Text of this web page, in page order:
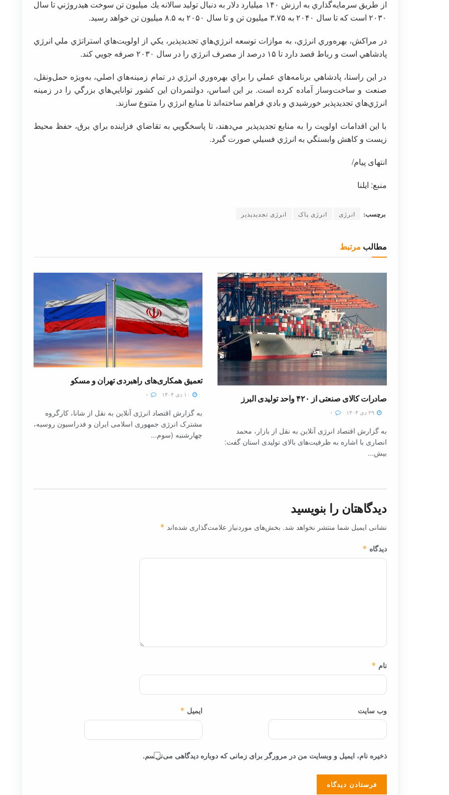
از طريق سرمايه‌گذاري به ارزش ۱۴۰ ميليارد دلار به دنبال توليد سالانه يك ميليون تن سوخت هيدروژني تا سال
۲۰۳۰ است كه تا سال ۲۰۴۰ به ۳.۷۵ ميليون تن و تا سال ۲۰۵۰ به ۸.۵ ميليون تن خواهد رسيد.
در مراكش، بهره‌وري انرژي، به موازات توسعه انرژي‌هاي تجديدپذير، يكي از اولويت‌هاي استراتژي ملي انرژي
پادشاهي است و رباط قصد دارد تا ۱۵ درصد از مصرف انرژي را در سال ۲۰۳۰ صرفه جويي كند.
در اين راستا، پادشاهي برنامه‌هاي عملي را براي بهره‌وري انرژي در تمام زمينه‌هاي اصلي، به‌ويژه حمل‌ونقل،
صنعت و ساخت‌وساز آماده كرده است. بر اين اساس، دولتمردان اين كشور توانايي‌هاي بزرگي را در زمينه
انرژي‌هاي تجديدپذير خورشيدي و بادي فراهم ساخته‌اند تا منابع انرژي را متنوع سازند.
با اين اقدامات اولويت را به منابع تجديدپذير مي‌دهند، تا پاسخگويي به تقاضاي فزاينده براي برق، حفظ محيط
زيست و كاهش وابستگي به انرژي فسيلي صورت گيرد.
انتهای پیام/
منبع: ایلنا
برچسب: انرژی انرژی پاک انرژی تجدیدپذیر
مطالب مرتبط
صادرات کالای صنعتی از ۴۲۰ واحد تولیدی البرز
به گزارش اقتصاد انرژی آنلاین به نقل از بازار، محمد
انصاری با اشاره به ظرفیت‌های بالای تولیدی استان گفت:
بیش...
تعمیق همکاری‌های راهبردی تهران و مسکو
به گزارش اقتصاد انرژی آنلاین به نقل از شانا، کارگروه
مشترک انرژی جمهوری اسلامی ایران و فدراسیون روسیه،
چهارشنبه (سوم...
دیدگاهتان را بنویسید
نشانی ایمیل شما منتشر نخواهد شد. بخش‌های موردنیاز علامت‌گذاری شده‌اند *
دیدگاه *
نام *
ایمیل * وب‌ سایت
ذخیره نام، ایمیل و وبسایت من در مرورگر برای زمانی که دوباره دیدگاهی می‌نویسم.